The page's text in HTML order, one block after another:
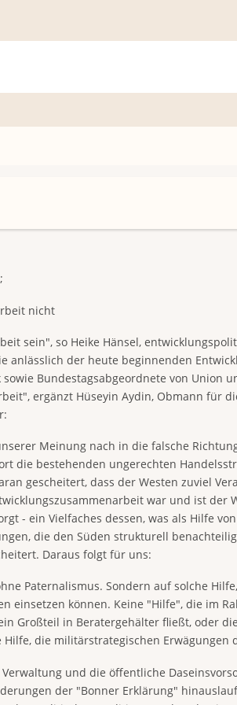
nicht
sein", so Heike Hänsel,
der heute beginnenden
Bundestagsabgeordnete von Union
ergänzt Hüseyin Aydin, Obmann für
Meinung nach in die falsche
die bestehenden ungerechten
gescheitert, dass der Westen zuviel
war und ist der
- ein Vielfaches dessen, was als Hilfe
die den Süden strukturell
Daraus folgt für uns:
Paternalismus. Sondern auf solche
einsetzen können. Keine "Hilfe", die im
Großteil in Beratergehälter fließt, oder
die militärstrategischen
und die öffentliche
der "Bonner Erklärung"